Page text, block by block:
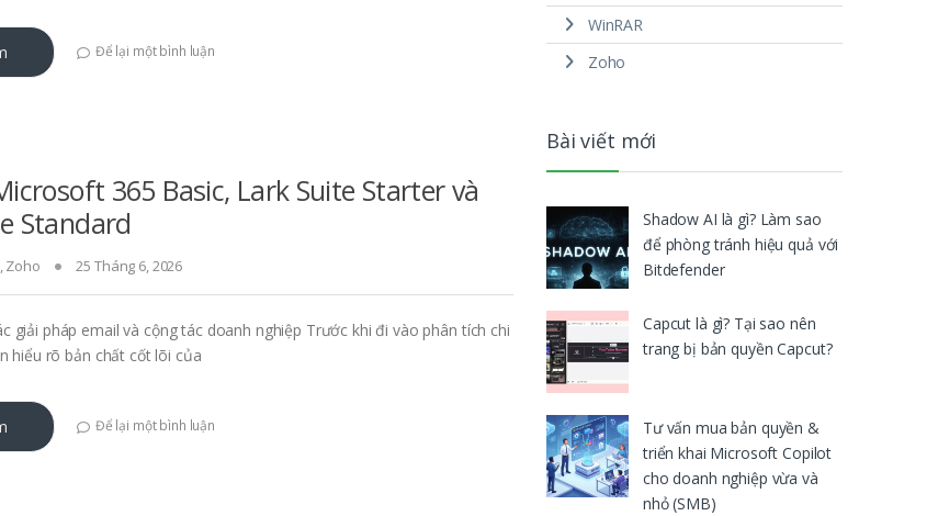
Để lại một bình luận
365 Basic, Lark Suite Starter và
Standard
,Zoho 25 Tháng 6, 2026
giải pháp email và cộng tác doanh nghiệp Trước khi đi vào phân tích chi
hiểu rõ bản chất cốt lõi của
Để lại một bình luận
WinRAR
Zoho
Bài viết mới
Shadow AI là gì? Làm sao
để phòng tránh hiệu quả với
Bitdefender
Capcut là gì? Tại sao nên
trang bị bản quyền Capcut?
Tư vấn mua bản quyền &
triển khai Microsoft Copilot
cho doanh nghiệp vừa và
nhỏ (SMB)